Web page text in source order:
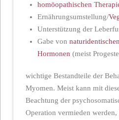
homöopathischen
Ernährungsumstellung/
Unterstützung der
Gabe von
Hormonen (meist
wichtige Bestandteile der
Myomen. Meist kann mit
Beachtung der
Operation vermieden werden,